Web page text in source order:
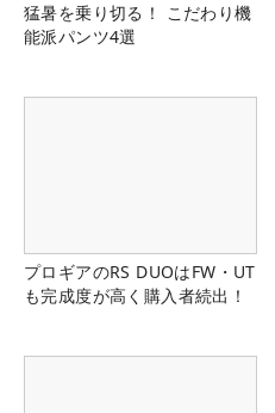
猛暑を乗り切る！ こだわり機
能派パンツ4選
プロギアのRS DUOはFW・UT
も完成度が高く購入者続出！